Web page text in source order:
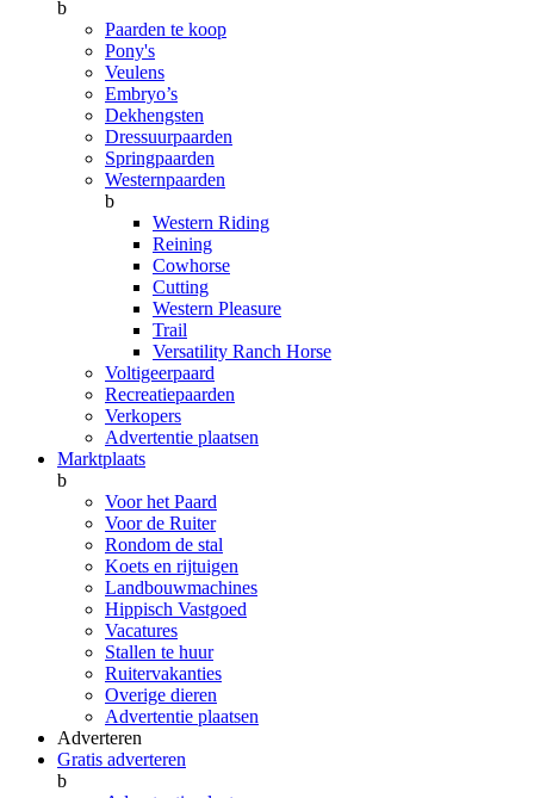
b
Paarden te koop
Pony's
Veulens
Embryo’s
Dekhengsten
Dressuurpaarden
Springpaarden
Westernpaarden
b
Western Riding
Reining
Cowhorse
Cutting
Western Pleasure
Trail
Versatility Ranch Horse
Voltigeerpaard
Recreatiepaarden
Verkopers
Advertentie plaatsen
Marktplaats
b
Voor het Paard
Voor de Ruiter
Rondom de stal
Koets en rijtuigen
Landbouwmachines
Hippisch Vastgoed
Vacatures
Stallen te huur
Ruitervakanties
Overige dieren
Advertentie plaatsen
Adverteren
Gratis adverteren
b